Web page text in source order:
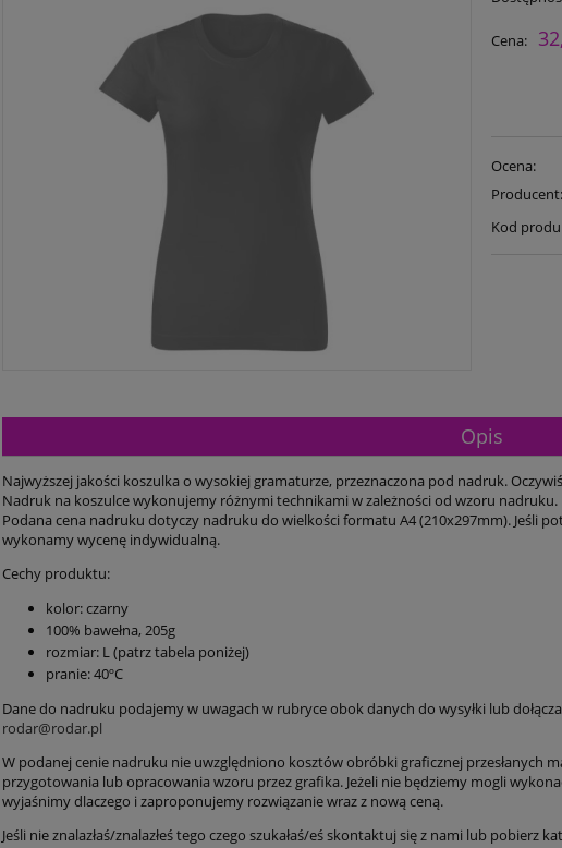
Cena:
Ocena:
Producent:
Kod
Opis
Najwyższej jakości koszulka o wysokiej gramaturze, przeznaczona pod nadruk.
Nadruk na koszulce wykonujemy różnymi technikami w zależności od wzoru nadruku.
Podana cena nadruku dotyczy nadruku do wielkości formatu A4 (210x297mm). Jeśli
wykonamy wycenę indywidualną.
Cechy produktu:
kolor: czarny
100% bawełna, 205g
rozmiar: L (patrz tabela poniżej)
pranie: 40ºC
Dane do nadruku podajemy w uwagach w rubryce obok danych do wysyłki lub
rodar@rodar.pl
W podanej cenie nadruku nie uwzględniono kosztów obróbki graficznej przesłanych
przygotowania lub opracowania wzoru przez grafika. Jeżeli nie będziemy mogli
wyjaśnimy dlaczego i zaproponujemy rozwiązanie wraz z nową ceną.
Jeśli nie znalazłaś/znalazłeś tego czego szukałaś/eś skontaktuj się z nami lub pobierz